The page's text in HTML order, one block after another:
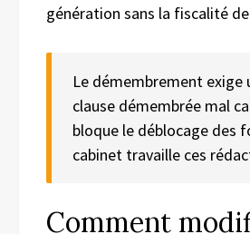
génération sans la fiscalité
Le démembrement exige
clause démembrée mal
bloque le déblocage des
cabinet travaille ces
Comment